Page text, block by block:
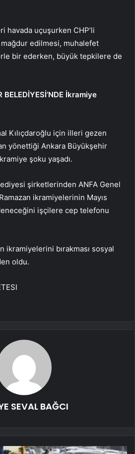
havada uçuşurken CHP’li
edilmesi, muhalefet
bir ederken, büyük tepkilere de
BELEDİYESİ’NDE İkramiye
Kılıçdaroğlu için illeri gezen
yönettiği Ankara Büyükşehir
şoku yaşadı.
şirketlerinden ANFA Genel
ikramiyelerinin Mayıs
işçilere cep telefonu
ikramiyelerini bırakması sosyal
oldu.
SEVAL BAĞCI